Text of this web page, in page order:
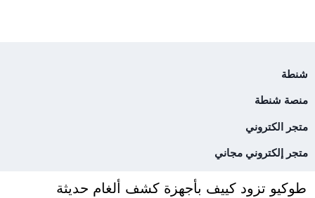
شنطة
منصة شنطة
متجر الكتروني
متجر إلكتروني مجاني
طوكيو تزود كييف بأجهزة كشف ألغام حديثة